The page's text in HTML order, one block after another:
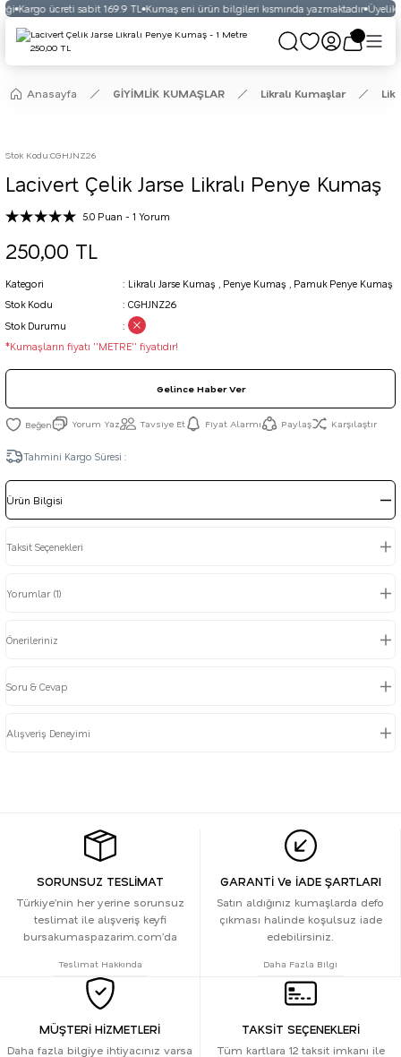
Kargo ücreti sabit 169.9 TL Kumaş eni ürün bilgileri kısmında yazmaktadır Üyelikli
Anasayfa GİYİMLİK KUMAŞLAR Likralı Kumaşlar
Stok Kodu:CGHJNZ26
Lacivert Çelik Jarse Likralı Penye Kumaş
5.0 Puan - 1 Yorum
250,00 TL
Kategori Likralı Jarse Kumaş , Penye Kumaş , Pamuk Penye Kumaş
Stok Kodu
CGHJNZ26
Stok Durumu
*Kumaşların fiyatı ''METRE'' fiyatıdır!
Gelince Haber Ver
Yorum Yaz Tavsiye Et Fiyat Alarmı Paylaş Karşılaştır
Tahmini Kargo Süresi :
Ürün Bilgisi
Taksit Seçenekleri
Yorumlar (1)
Önerileriniz
Soru & Cevap
Alışveriş Deneyimi
SORUNSUZ TESLİMAT
Türkiye’nin her yerine sorunsuz
teslimat ile alışveriş keyfi
bursakumaspazarim.com’da
Teslimat Hakkında
GARANTİ Ve İADE ŞARTLARI
Satın aldığınız kumaşlarda defo
çıkması halinde koşulsuz iade
edebilirsiniz.
Daha Fazla Bilgi
MÜŞTERİ HİZMETLERİ
Daha fazla bilgiye ihtiyacınız varsa
TAKSİT SEÇENEKLERİ
Tüm kartlara 12 taksit imkanı ile